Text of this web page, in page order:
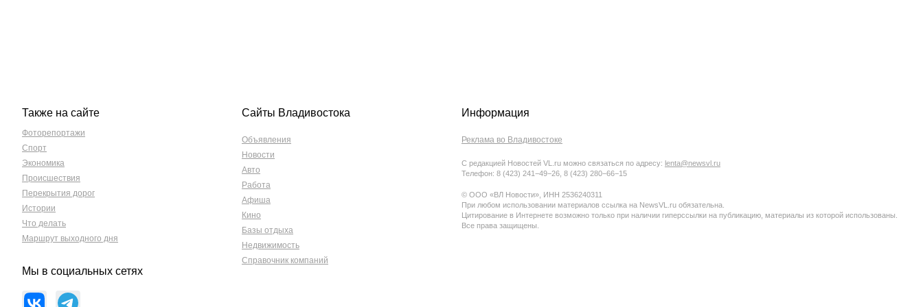
Также на сайте
Фоторепортажи
Спорт
Экономика
Происшествия
Перекрытия дорог
Истории
Что делать
Маршрут выходного дня
Мы в социальных сетях
Сайты Владивостока
Объявления
Новости
Авто
Работа
Афиша
Кино
Базы отдыха
Недвижимость
Справочник компаний
Информация
Реклама во Владивостоке
С редакцией Новостей VL.ru можно связаться по адресу: lenta@newsvl.ru
Телефон: 8 (423) 241−49−26, 8 (423) 280−66−15
© ООО «ВЛ Новости», ИНН 2536240311
При любом использовании материалов ссылка на NewsVL.ru обязательна.
Цитирование в Интернете возможно только при наличии гиперссылки на публикацию, материалы из которой использованы.
Все права защищены.